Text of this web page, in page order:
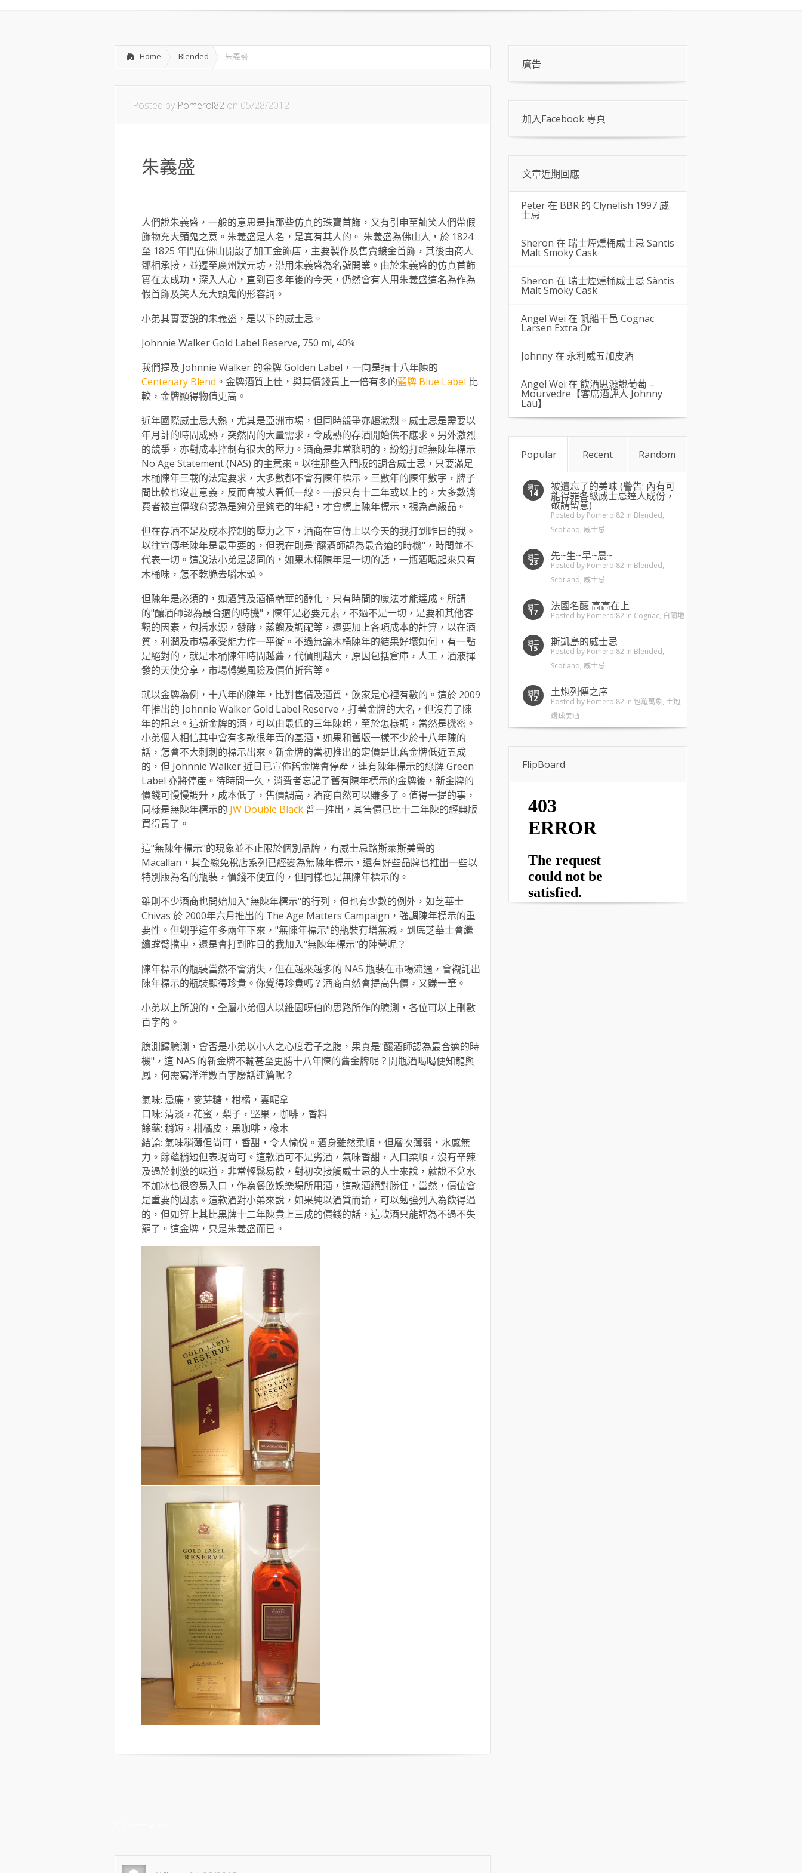
Home Blended 朱義盛
Posted by Pomerol82 on 05/28/2012
朱義盛
人們說朱義盛，一般的意思是指那些仿真的珠寶首飾，又有引申至訕笑人們帶假
飾物充大頭鬼之意。朱義盛是人名，是真有其人的。 朱義盛為佛山人，於 1824
至 1825 年間在佛山開設了加工金飾店，主要製作及售賣鍍金首飾，其後由商人
鄧相承接，並遷至廣州狀元坊，沿用朱義盛為名號開業。由於朱義盛的仿真首飾
實在太成功，深入人心，直到百多年後的今天，仍然會有人用朱義盛這名為作為
假首飾及笑人充大頭鬼的形容詞。
小弟其實要說的朱義盛，是以下的威士忌。
Johnnie Walker Gold Label Reserve, 750 ml, 40%
我們提及 Johnnie Walker 的金牌 Golden Label，一向是指十八年陳的
Centenary Blend 。金牌酒質上佳，與其價錢貴上一倍有多的藍牌 Blue Label 比
較，金牌顯得物值更高。
近年國際威士忌大熱，尤其是亞洲市場，但同時競爭亦趨激烈。威士忌是需要以
年月計的時間成熟，突然間的大量需求，令成熟的存酒開始供不應求。另外激烈
的競爭，亦對成本控制有很大的壓力。酒商是非常聰明的，紛紛打起無陳年標示
No Age Statement (NAS) 的主意來。以往那些入門版的調合威士忌，只要滿足
木桶陳年三載的法定要求，大多數都不會有陳年標示。三數年的陳年數字，牌子
間比較也沒甚意義，反而會被人看低一線。一般只有十二年或以上的，大多數消
費者被宣傳教育認為是夠分量夠老的年紀，才會標上陳年標示，視為高級品。
但在存酒不足及成本控制的壓力之下，酒商在宣傳上以今天的我打到昨日的我。
以往宣傳老陳年是最重要的，但現在則是"釀酒師認為最合適的時機"，時間並不
代表一切。這說法小弟是認同的，如果木桶陳年是一切的話，一瓶酒喝起來只有
木桶味，怎不乾脆去嚼木頭。
但陳年是必須的，如酒質及酒桶精華的醇化，只有時間的魔法才能達成。所謂
的"釀酒師認為最合適的時機"，陳年是必要元素，不過不是一切，是要和其他客
觀的因素，包括水源，發酵，蒸餾及調配等，還要加上各項成本的計算，以在酒
質，利潤及市場承受能力作一平衡。不過無論木桶陳年的結果好壞如何，有一點
是絕對的，就是木桶陳年時間越舊，代價則越大，原因包括倉庫，人工，酒液揮
發的天使分享，市場轉變風險及價值折舊等。
就以金牌為例，十八年的陳年，比對售價及酒質，飲家是心裡有數的。這於 2009
年推出的 Johnnie Walker Gold Label Reserve，打著金牌的大名，但沒有了陳
年的訊息。這新金牌的酒，可以由最低的三年陳起，至於怎樣調，當然是機密。
小弟個人相信其中會有多款很年青的基酒，如果和舊版一樣不少於十八年陳的
話，怎會不大刺刺的標示出來。新金牌的當初推出的定價是比舊金牌低近五成
的，但 Johnnie Walker 近日已宣佈舊金牌會停產，連有陳年標示的綠牌 Green
Label 亦將停產。待時間一久，消費者忘記了舊有陳年標示的金牌後，新金牌的
價錢可慢慢調升，成本低了，售價調高，酒商自然可以賺多了。值得一提的事，
同樣是無陳年標示的 JW Double Black普一推出，其售價已比十二年陳的經典版
買得貴了。
這"無陳年標示"的現象並不止限於個別品牌，有威士忌路斯萊斯美譽的
Macallan，其全線免稅店系列已經變為無陳年標示，還有好些品牌也推出一些以
特別版為名的瓶裝，價錢不便宜的，但同樣也是無陳年標示的。
雖則不少酒商也開始加入"無陳年標示"的行列，但也有少數的例外，如芝華士
Chivas 於 2000年六月推出的 The Age Matters Campaign，強調陳年標示的重
要性。但觀乎這年多兩年下來，"無陳年標示"的瓶裝有增無減，到底芝華士會繼
續螳臂擋車，還是會打到昨日的我加入"無陳年標示"的陣營呢？
陳年標示的瓶裝當然不會消失，但在越來越多的 NAS 瓶裝在市場流通，會襯託出
陳年標示的瓶裝顯得珍貴。你覺得珍貴嗎？酒商自然會提高售價，又賺一筆。
小弟以上所說的，全屬小弟個人以維園呀伯的思路所作的臆測，各位可以上刪數
百字的。
臆測歸臆測，會否是小弟以小人之心度君子之腹，果真是"釀酒師認為最合適的時
機"，這 NAS 的新金牌不輸甚至更勝十八年陳的舊金牌呢？開瓶酒喝喝便知龍與
鳳，何需寫洋洋數百字廢話連篇呢？
氣味: 忌廉，麥芽糖，柑橘，雲呢拿
口味: 清淡，花蜜，梨子，堅果，咖啡，香料
餘蘊: 稍短，柑橘皮，黑咖啡，橡木
結論: 氣味稍薄但尚可，香甜，令人愉悅。酒身雖然柔順，但層次薄弱，水感無
力。餘蘊稍短但表現尚可。這款酒可不是劣酒，氣味香甜，入口柔順，沒有辛辣
及過於刺激的味道，非常輕鬆易飲，對初次接觸威士忌的人士來說，就說不兌水
不加冰也很容易入口，作為餐飲娛樂場所用酒，這款酒絕對勝任，當然，價位會
是重要的因素。這款酒對小弟來說，如果純以酒質而論，可以勉強列入為飲得過
的，但如算上其比黑牌十二年陳貴上三成的價錢的話，這款酒只能評為不過不失
罷了。這金牌，只是朱義盛而已。
廣告
加入Facebook 專頁
文章近期回應
Peter 在 BBR 的 Clynelish 1997 威
士忌
Sheron 在 瑞士煙燻桶威士忌 Säntis
Malt Smoky Cask
Sheron 在 瑞士煙燻桶威士忌 Säntis
Malt Smoky Cask
Angel Wei 在 帆船干邑 Cognac
Larsen Extra Or
Johnny 在 永利威五加皮酒
Angel Wei 在 飲酒思源說葡萄 –
Mourvedre【客席酒評人 Johnny
Lau】
Popular Recent Random
週五
14
被遺忘了的美味 (警告: 內有可
能得罪各級威士忌達人成份，
敬請留意)
Posted by Pomerol82 in Blended,
Scotland, 威士忌
週二
23
先~生~早~晨~
Posted by Pomerol82 in Blended,
Scotland, 威士忌
週三
17
法國名釀 高高在上
Posted by Pomerol82 in Cognac, 白蘭地
週二
15
斯凱島的威士忌
Posted by Pomerol82 in Blended,
Scotland, 威士忌
週四
12
土炮列傳之序
Posted by Pomerol82 in 包羅萬象, 土炮,
環球美酒
FlipBoard